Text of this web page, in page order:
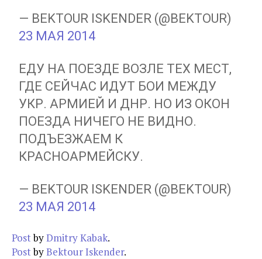
— BEKTOUR ISKENDER (@BEKTOUR)
23 МАЯ 2014
ЕДУ НА ПОЕЗДЕ ВОЗЛЕ ТЕХ МЕСТ,
ГДЕ СЕЙЧАС ИДУТ БОИ МЕЖДУ
УКР. АРМИЕЙ И ДНР. НО ИЗ ОКОН
ПОЕЗДА НИЧЕГО НЕ ВИДНО.
ПОДЪЕЗЖАЕМ К
КРАСНОАРМЕЙСКУ.
— BEKTOUR ISKENDER (@BEKTOUR)
23 МАЯ 2014
PostbyDmitry Kabak.
PostbyBektour Iskender.